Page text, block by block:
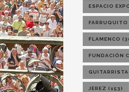
ESPACIO
FARRUQUITO
FLAMENCO
FUNDACIÓN
GUITARRISTA
JEREZ (153)